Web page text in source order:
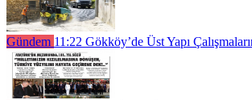
Gündem 11:22 Gökköy’de Üst Yapı